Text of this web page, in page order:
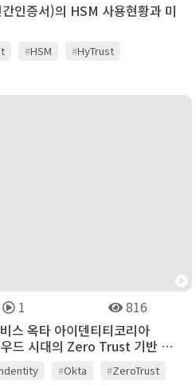
인증서)의 HSM 사용현황과 미
#HSM #HyTrust
1
816
스 옥타 아이덴티티코리아
드 시대의 Zero Trust 기반 아
#Okta #ZeroTrust